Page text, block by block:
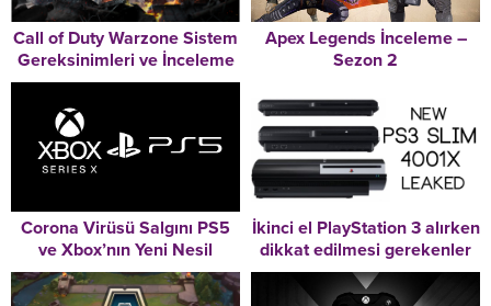
Call of Duty Warzone Sistem
Gereksinimleri ve İnceleme
Apex Legends İnceleme –
Sezon 2
Corona Virüsü Salgını PS5
ve Xbox’nın Yeni Nesil
Konsolların Çıkışını
Etkileyecek mi?
İkinci el PlayStation 3 alırken
dikkat edilmesi gerekenler